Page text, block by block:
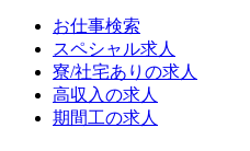
お仕事検索
スペシャル求人
寮/社宅ありの求人
高収入の求人
期間工の求人